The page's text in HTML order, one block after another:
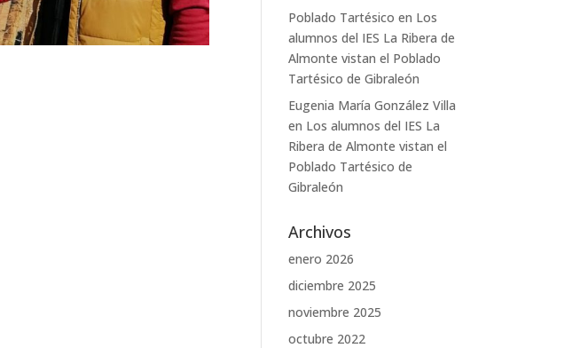
Poblado Tartésico en Los
alumnos del IES La Ribera de
Almonte vistan el Poblado
Tartésico de Gibraleón
Eugenia María González Villa
en Los alumnos del IES La
Ribera de Almonte vistan el
Poblado Tartésico de
Gibraleón
Archivos
enero 2026
diciembre 2025
noviembre 2025
octubre 2022